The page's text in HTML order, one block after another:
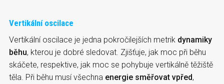
Vertikální oscilace
Vertikální oscilace je jedna pokročilejších metrik dynamiky
běhu, kterou je dobré sledovat. Zjišťuje, jak moc při běhu
skáčete, respektive, jak moc se pohybuje vertikálně těžiště
těla. Při běhu musí všechna energie směřovat vpřed,